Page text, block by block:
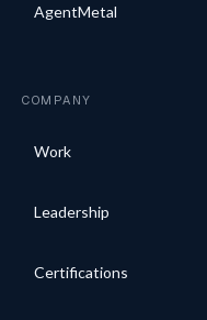
AgentMetal
COMPANY
Work
Leadership
Certifications